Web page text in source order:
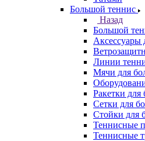
Большой теннис
Назад
Большой
Аксессуары
Линии
Мячи для
Ракетки для
Сетки для
Стойки для
Теннисные
Теннисные